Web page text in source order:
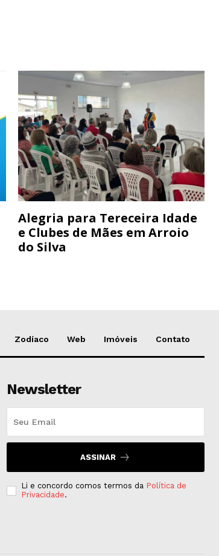
Alegria para Tereceira Idade
e Clubes de Mães em Arroio
do Silva
Zodíaco Web Imóveis Contato
Newsletter
ASSINAR
Li e concordo comos termos da Política de
Privacidade.